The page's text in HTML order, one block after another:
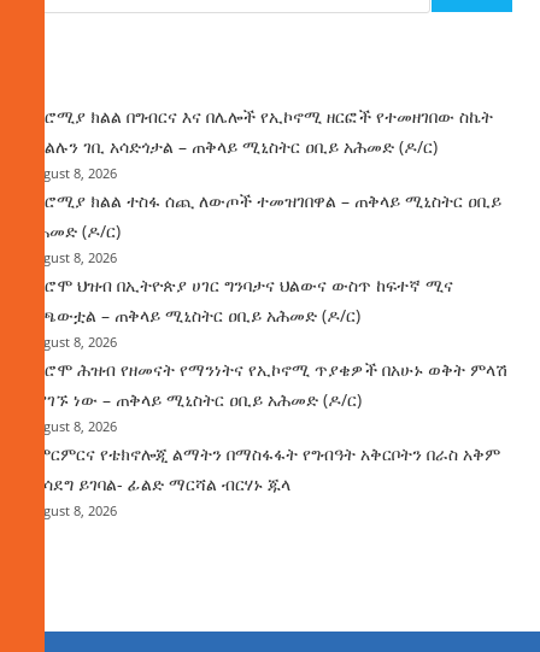
በኦሮሚያ ክልል በግብርና እና በሌሎች የኢኮኖሚ ዘርፎች የተመዘገበው ስኬት
የክልሉን ገቢ አሳድጎታል – ጠቅላይ ሚኒስትር ዐቢይ አሕመድ (ዶ/ር)
August 8, 2026
በኦሮሚያ ክልል ተስፋ ሰጪ ለውጦች ተመዝገበዋል – ጠቅላይ ሚኒስትር ዐቢይ
አሕመድ (ዶ/ር)
August 8, 2026
የኦሮሞ ህዝብ በኢትዮጵያ ሀገር ግንባታና ህልውና ውስጥ ከፍተኛ ሚና
ተጫውቷል – ጠቅላይ ሚኒስትር ዐቢይ አሕመድ (ዶ/ር)
August 8, 2026
የኦሮሞ ሕዝብ የዘመናት የማንነትና የኢኮኖሚ ጥያቄዎች በአሁኑ ወቅት ምላሽ
እያገኙ ነው – ጠቅላይ ሚኒስትር ዐቢይ አሕመድ (ዶ/ር)
August 8, 2026
የምርምርና የቴክኖሎጂ ልማትን በማስፋፋት የግብዓት አቅርቦትን በራስ አቅም
ማሳደግ ይገባል- ፊልድ ማርሻል ብርሃኑ ጁላ
August 8, 2026